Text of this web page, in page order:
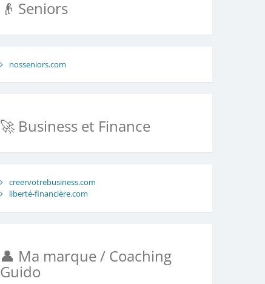
👴 Seniors
nosseniors.com
🚀 Business et Finance
creervotrebusiness.com
liberté-financière.com
👤 Ma marque / Coaching
Guido